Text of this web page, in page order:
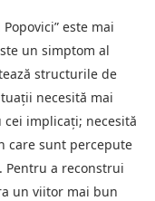
este mai
un simptom al
structurile de
necesită mai
implicați; necesită
care sunt percepute
a reconstrui
un viitor mai bun